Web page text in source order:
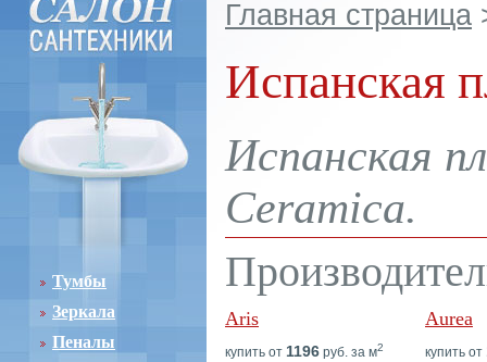
Тумбы
Зеркала
Пеналы
Главная страница
Испанская
Испанская
Ceramica.
Aris
купить от 1196 руб. за м2
Aurea
купить от